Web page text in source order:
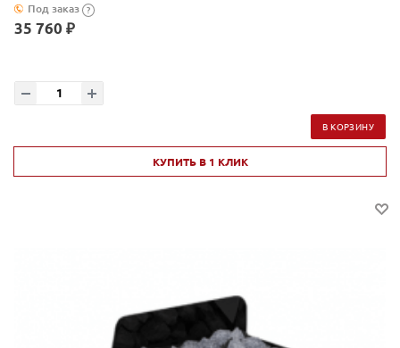
Под заказ ?
35 760 ₽
В КОРЗИНУ
КУПИТЬ В 1 КЛИК